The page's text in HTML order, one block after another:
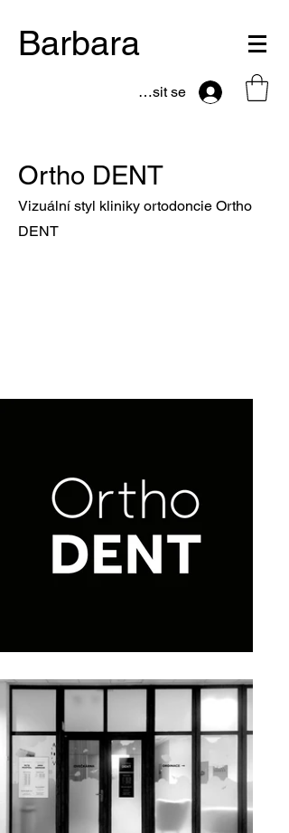
Barbara
Přihlásit se
Ortho DENT
Vizuální styl kliniky ortodoncie Ortho
DENT